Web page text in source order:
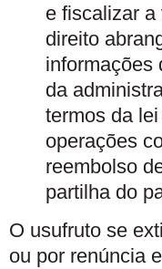
e fiscalizar
direito
informações
da
termos da
operações
reembolso
partilha do
O usufruto se
ou por renúncia